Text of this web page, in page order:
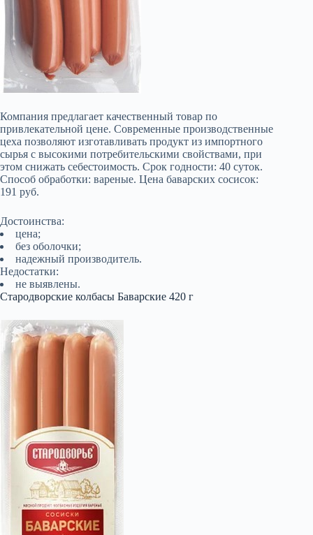
Компания предлагает качественный товар по
привлекательной цене. Современные производственные
цеха позволяют изготавливать продукт из импортного
сырья с высокими потребительскими свойствами, при
этом снижать себестоимость. Срок годности: 40 суток.
Способ обработки: вареные. Цена баварских сосисок:
191 руб.
Достоинства:
цена;
без оболочки;
надежный производитель.
Недостатки:
не выявлены.
Стародворские колбасы Баварские 420 г